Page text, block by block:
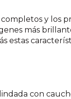
y los
más
estas
con